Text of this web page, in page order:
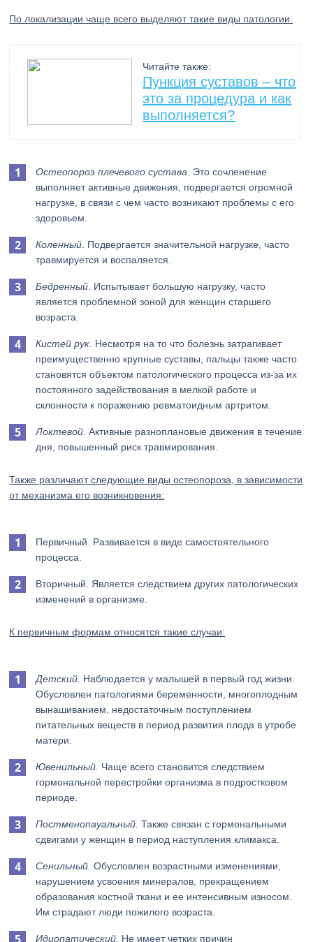
По локализации чаще всего выделяют такие виды патологии:
Читайте также:
Пункция суставов – что
это за процедура и как
выполняется?
Остеопороз плечевого сустава . Это сочленение
выполняет активные движения, подвергается огромной
нагрузке, в связи с чем часто возникают проблемы с его
здоровьем.
Коленный . Подвергается значительной нагрузке, часто
травмируется и воспаляется.
Бедренный . Испытывает большую нагрузку, часто
является проблемной зоной для женщин старшего
возраста.
Кистей рук . Несмотря на то что болезнь затрагивает
преимущественно крупные суставы, пальцы также часто
становятся объектом патологического процесса из-за их
постоянного задействования в мелкой работе и
склонности к поражению ревматоидным артритом.
Локтевой. Активные разноплановые движения в течение
дня, повышенный риск травмирования.
Также различают следующие виды остеопороза, в зависимости
от механизма его возникновения:
Первичный. Развивается в виде самостоятельного
процесса.
Вторичный. Является следствием других патологических
изменений в организме.
К первичным формам относятся такие случаи:
Детский. Наблюдается у малышей в первый год жизни.
Обусловлен патологиями беременности, многоплодным
вынашиванием, недостаточным поступлением
питательных веществ в период развития плода в утробе
матери.
Ювенильный. Чаще всего становится следствием
гормональной перестройки организма в подростковом
периоде.
Постменопауальный. Также связан с гормональными
сдвигами у женщин в период наступления климакса.
Сенильный. Обусловлен возрастными изменениями,
нарушением усвоения минералов, прекращением
образования костной ткани и ее интенсивным износом.
Им страдают люди пожилого возраста.
Идиопатический. Не имеет четких причин